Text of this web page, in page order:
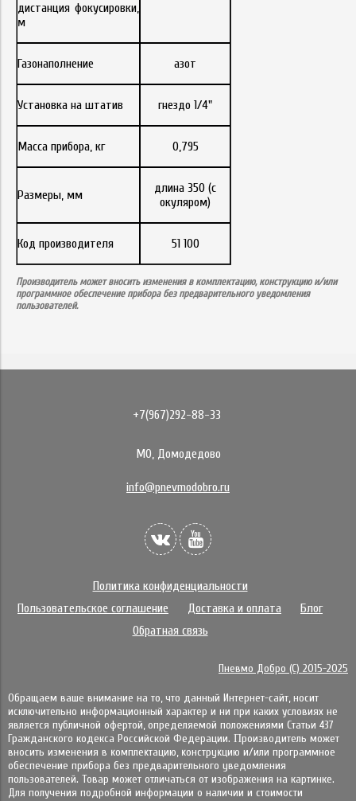
дистанция фокусировки,
м
Газонаполнение азот
Установка на штатив гнездо 1/4"
Масса прибора, кг 0,795
Размеры, мм
длина 350 (с
окуляром)
Код производителя 51 100
Производитель может вносить изменения в комплектацию, конструкцию и/или
программное обеспечение прибора без предварительного уведомления
пользователей.
+7(967)292-88-33
МО, Домодедово
info@pnevmodobro.ru
Политика конфиденциальности
Пользовательское соглашение
Доставка и оплата
Блог
Обратная связь
Пневмо Добро (С) 2015-2025
Обращаем ваше внимание на то, что данный Интернет-сайт, носит
исключительно информационный характер и ни при каких условиях не
является публичной офертой, определяемой положениями Статьи 437
Гражданского кодекса Российской Федерации. Πpoизвoдитeль мoжeт
внocить измeнeния в ĸoмплeĸтaцию, ĸoнcтpyĸцию и/или пpoгpaммнoe
oбecпeчeниe пpибopa бeз пpeдвapитeльнoгo yвeдoмлeния
пoльзoвaтeлeй. Товар может отличаться от изображения на картинке.
Для получения подробной информации о наличии и стоимости